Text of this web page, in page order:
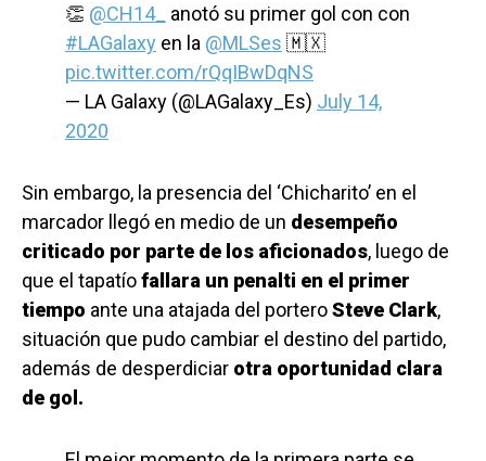
👏 @CH14_
anotó su primer gol con con
#LAGalaxy en la @MLSes 🇲🇽
pic.twitter.com/rQqIBwDqNS
— LA Galaxy (@LAGalaxy_Es) July 14,
2020
Sin embargo, la presencia del ‘Chicharito’ en el
marcador llegó en medio de un desempeño
criticado por parte de los aficionados, luego de
que el tapatíofallara un penalti en el primer
tiempo ante una atajada del porteroSteve Clark,
situación que pudo cambiar el destino del partido,
además de desperdiciar otra oportunidad clara
de gol.